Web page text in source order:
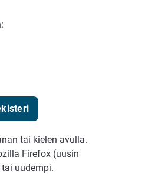
tai kielen avulla.
Firefox (uusin
tai uudempi.